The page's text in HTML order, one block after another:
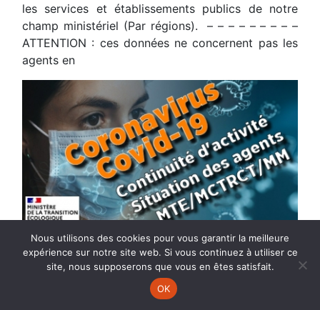
les services et établissements publics de notre
champ ministériel (Par régions). – – – – – – – – –
ATTENTION : ces données ne concernent pas les
agents en
Mar.2022
Nous utilisons des cookies pour vous garantir la meilleure
expérience sur notre site web. Si vous continuez à utiliser ce
site, nous supposerons que vous en êtes satisfait.
OK